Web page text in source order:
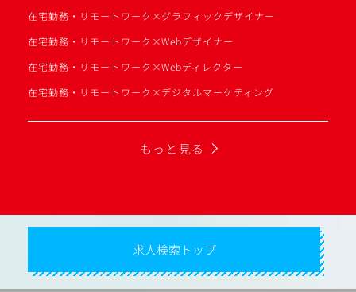
在宅勤務・リモートワーク×グラフィックデザイナー
在宅勤務・リモートワーク×Webデザイナー
在宅勤務・リモートワーク×Webディレクター
在宅勤務・リモートワーク×デジタルマーケティング
もっと見る
求人検索トップ